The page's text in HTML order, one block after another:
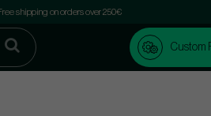
shipping on orders over 250€
Custom